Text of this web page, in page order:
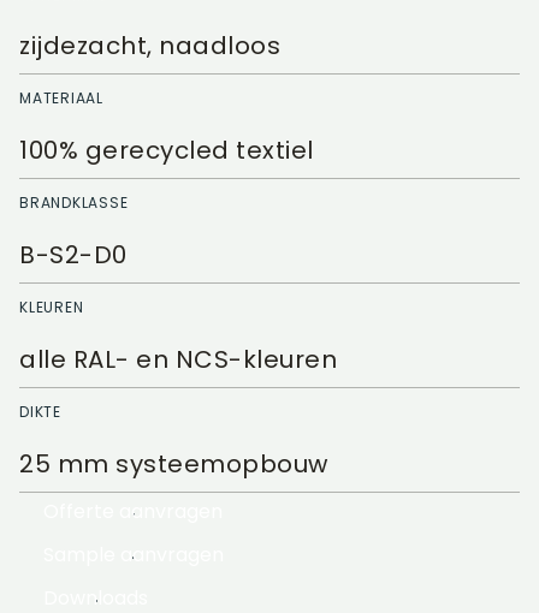
zijdezacht, naadloos
MATERIAAL
100% gerecycled textiel
BRANDKLASSE
B-S2-D0
KLEUREN
alle RAL- en NCS-kleuren
DIKTE
25 mm systeemopbouw
Offerte aanvragen
Sample aanvragen
Downloads